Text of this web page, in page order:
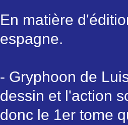
En matière
espagne.
- Gryphoon de
dessin et l'action
donc le 1er tome